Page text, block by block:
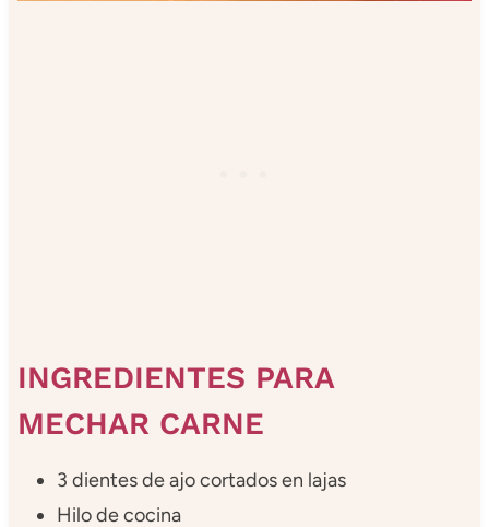
INGREDIENTES PARA
MECHAR CARNE
3 dientes de ajo cortados en lajas
Hilo de cocina